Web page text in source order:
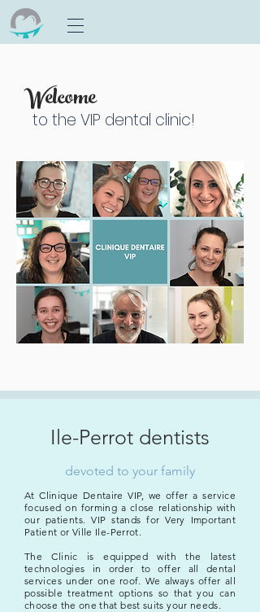
Welcome
to the VIP dental clinic!
Make an appointment
At Clinique Dentaire VIP, we offer a service
focused on forming a close relationship with
our patients. VIP stands for Very Important
Patient or Ville Ile-Perrot.
The Clinic is equipped with the latest
technologies in order to offer all dental
services under one roof. We always offer all
possible treatment options so that you can
choose the one that best suits your needs.
devoted to your family
Ile-Perrot dentists